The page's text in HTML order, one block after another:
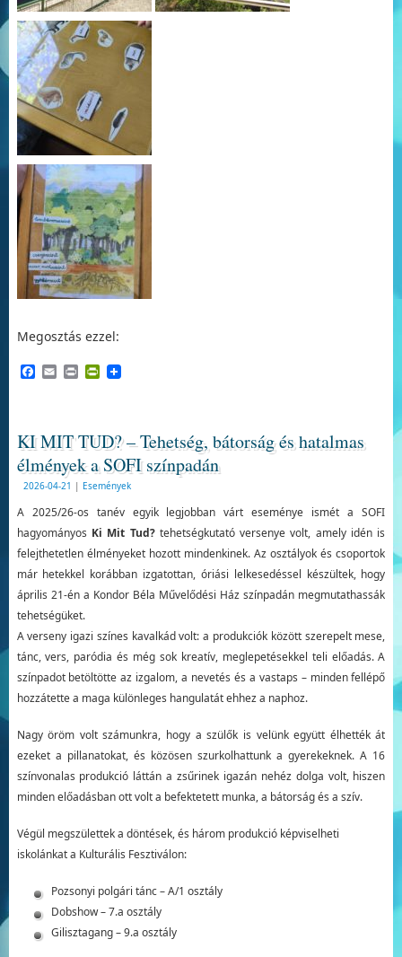
Megosztás ezzel:
Facebook
EmailPrintPrintFriendly
KI MIT TUD? – Tehetség, bátorság és hatalmas
élmények a SOFI színpadán
2026-04-21 | Események
A 2025/26-os tanév egyik legjobban várt eseménye ismét a SOFI
hagyományos Ki Mit Tud?tehetségkutató versenye volt, amely idén is
felejthetetlen élményeket hozott mindenkinek. Az osztályok és csoportok
már hetekkel korábban izgatottan, óriási lelkesedéssel készültek, hogy
április 21-én a Kondor Béla Művelődési Ház színpadán megmutathassák
tehetségüket.
A verseny igazi színes kavalkád volt: a produkciók között szerepelt mese,
tánc, vers, paródia és még sok kreatív, meglepetésekkel teli előadás. A
színpadot betöltötte az izgalom, a nevetés és a vastaps – minden fellépő
hozzátette a maga különleges hangulatát ehhez a naphoz.
Nagy öröm volt számunkra, hogy a szülők is velünk együtt élhették át
ezeket a pillanatokat, és közösen szurkolhattunk a gyerekeknek. A 16
színvonalas produkció láttán a zsűrinek igazán nehéz dolga volt, hiszen
minden előadásban ott volt a befektetett munka, a bátorság és a szív.
Végül megszülettek a döntések, és három produkció képviselheti
iskolánkat a Kulturális Fesztiválon:
Pozsonyi polgári tánc – A/1 osztály
Dobshow – 7.a osztály
Gilisztagang – 9.a osztály